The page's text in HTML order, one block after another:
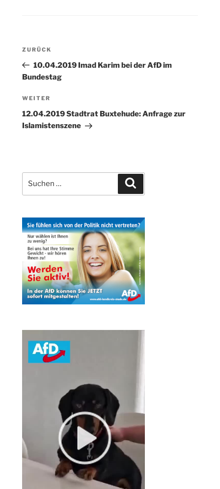
Beitragsnavigation
Vorheriger
Beitrag
ZURÜCK
10.04.2019 Imad Karim bei der AfD im
Bundestag
Nächster
Beitrag
WEITER
12.04.2019 Stadtrat Buxtehude: Anfrage zur
Islamistenszene
nach: